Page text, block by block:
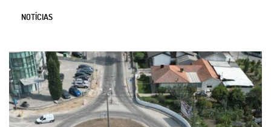
NOTÍCIAS